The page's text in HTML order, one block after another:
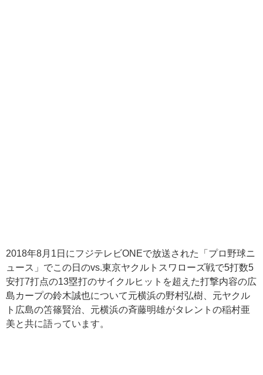
2018年8月1日にフジテレビONEで放送された「プロ野球ニ
ュース」でこの日のvs.東京ヤクルトスワローズ戦で5打数5
安打7打点の13塁打のサイクルヒットを超えた打撃内容の広
島カープの鈴木誠也について元横浜の野村弘樹、元ヤクル
ト広島の笘篠賢治、元横浜の斉藤明雄がタレントの稲村亜
美と共に語っています。